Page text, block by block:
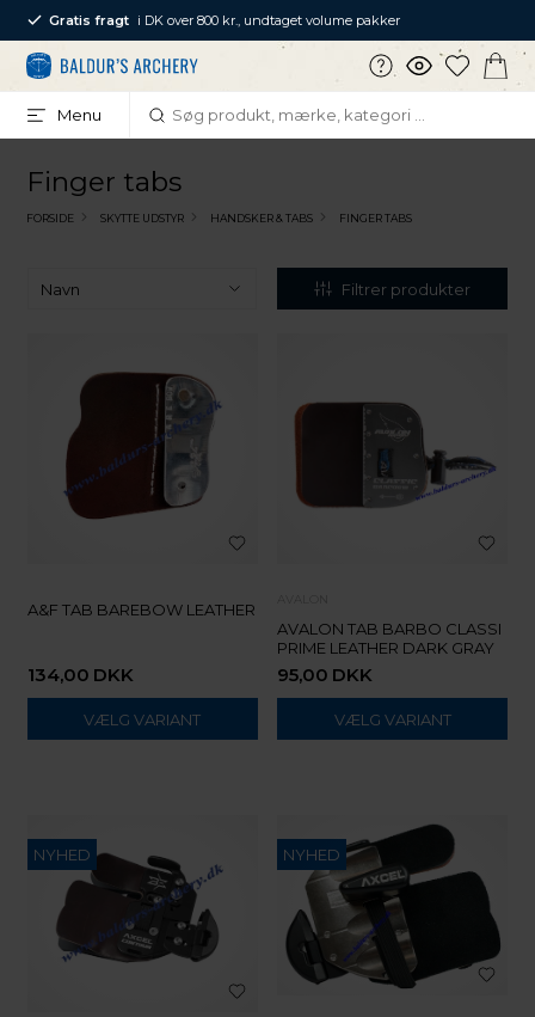
Gratis fragt i DK over 800 kr., undtaget volume pakker
Menu
Finger tabs
FORSIDE SKYTTE UDSTYR HANDSKER & TABS FINGER TABS
Filtrer produkter
A&F TAB BAREBOW LEATHER
134,00 DKK
VÆLG VARIANT
AVALON TAB BARBO CLASSI
PRIME LEATHER DARK GRAY
95,00 DKK
VÆLG VARIANT
NYHED NYHED